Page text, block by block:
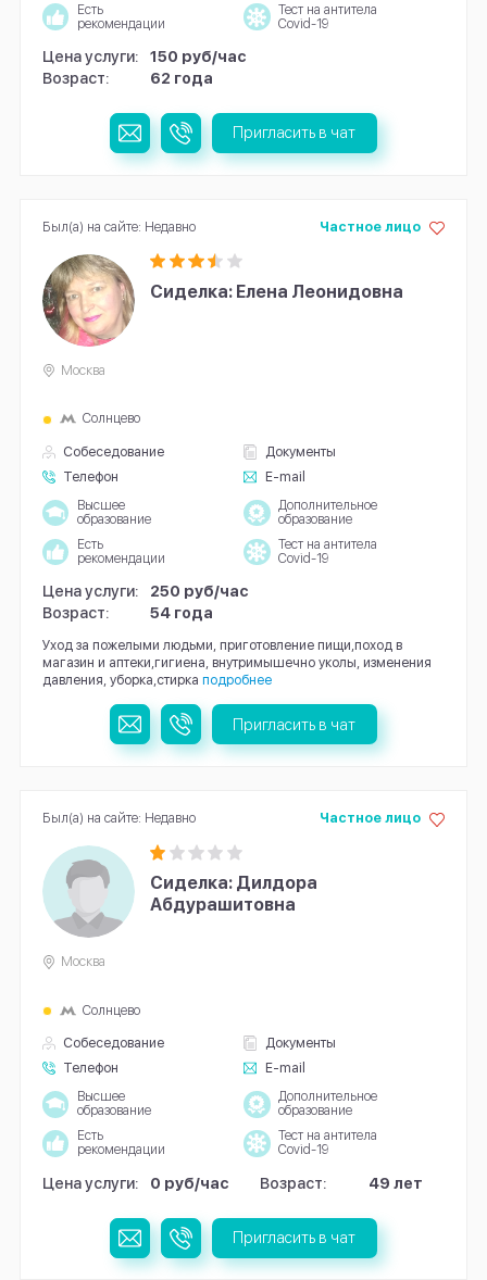
Есть
рекомендации
Тест на антитела
Covid-19
Цена услуги:
150 руб/час
Возраст:
62 года
Пригласить в чат
Сиделка: Елена Леонидовна
Собеседование
Документы
Телефон
E-mail
Частное лицо
Москва
Солнцево
Высшее
образование
Дополнительное
образование
Есть
рекомендации
Тест на антитела
Covid-19
Цена услуги:
250 руб/час
Возраст:
54 года
Уход за пожелыми людьми, приготовление пищи,поход в
магазин и аптеки,гигиена, внутримышечно уколы, изменения
давления, уборка,стирка подробнее
Был(а) на сайте: Недавно
Пригласить в чат
Сиделка: Дилдора
Абдурашитовна
Собеседование
Документы
Телефон
E-mail
Частное лицо
Москва
Солнцево
Высшее
образование
Дополнительное
образование
Есть
рекомендации
Тест на антитела
Covid-19
Цена услуги: 0 руб/час Возраст: 49 лет
Был(а) на сайте: Недавно
Пригласить в чат